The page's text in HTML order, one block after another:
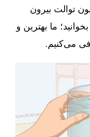
توالت بیرون
ما بهترین و
می‌کنیم.